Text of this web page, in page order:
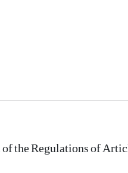
the Regulations of